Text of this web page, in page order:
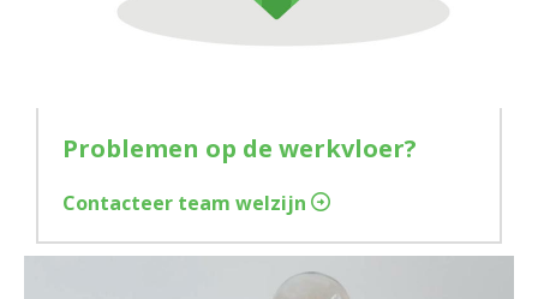
Problemen op de werkvloer?
Contacteer team welzijn